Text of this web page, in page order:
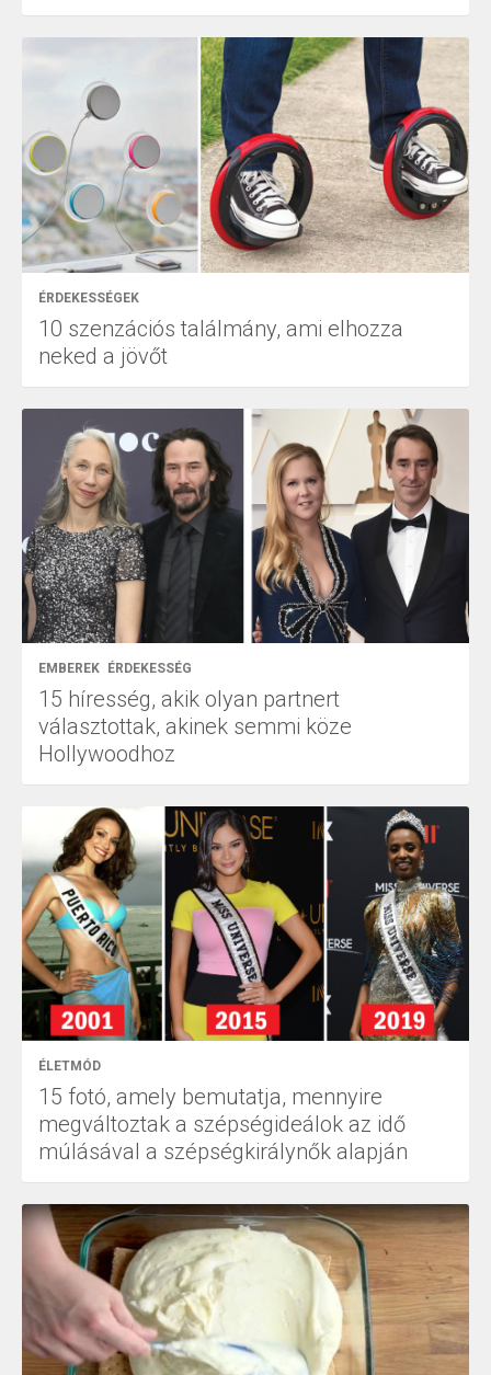
ÉRDEKESSÉGEK
10 szenzációs találmány, ami elhozza
neked a jövőt
EMBEREK ÉRDEKESSÉG
15 híresség, akik olyan partnert
választottak, akinek semmi köze
Hollywoodhoz
ÉLETMÓD
15 fotó, amely bemutatja, mennyire
megváltoztak a szépségideálok az idő
múlásával a szépségkirálynők alapján